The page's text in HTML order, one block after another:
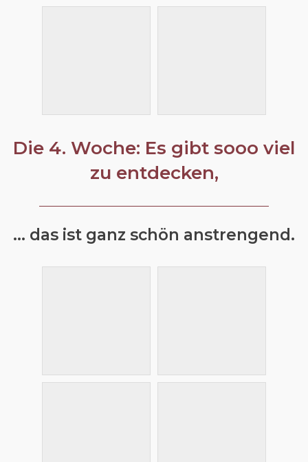
Die 4. Woche: Es gibt sooo viel
zu entdecken,
... das ist ganz schön anstrengend.